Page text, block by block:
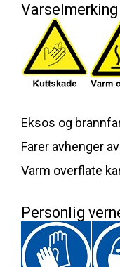
Varselmerking
Eksos og
Farer avhenger
Varm overflate
Personlig